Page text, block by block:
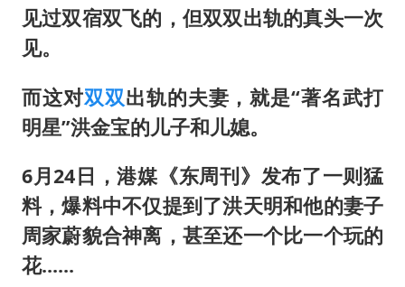
新疆生产建设兵团生态环境局原局长被查
大疆错失宇树
周星驰妈妈现身香港首映礼
上海地铁4条线路全线停运
见过双宿双飞的，但双双出轨的真头一次
见。
而这对双双出轨的夫妻，就是“著名武打
明星”洪金宝的儿子和儿媳。
6月24日，港媒《东周刊》发布了一则猛
料，爆料中不仅提到了洪天明和他的妻子
周家蔚貌合神离，甚至还一个比一个玩的
花......